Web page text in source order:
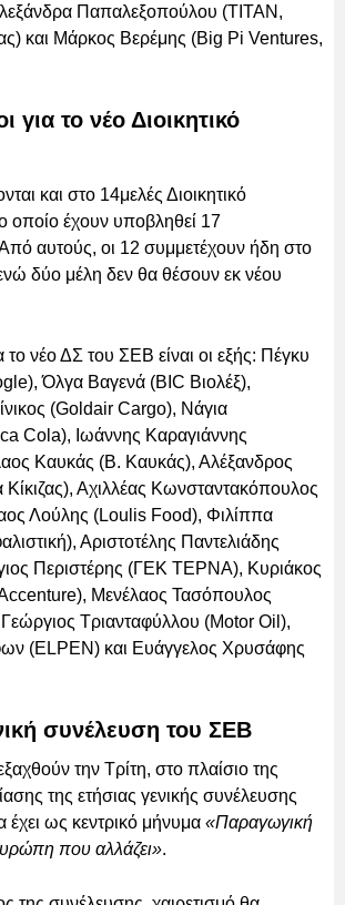
Παπαλεξοπούλου (ΤΙΤΑΝ,
και Μάρκος Βερέμης (Big Pi Ventures,
για το νέο Διοικητικό
και στο 14μελές Διοικητικό
οποίο έχουν υποβληθεί 17
αυτούς, οι 12 συμμετέχουν ήδη στο
δύο μέλη δεν θα θέσουν εκ νέου
το νέο ΔΣ του ΣΕΒ είναι οι εξής: Πέγκυ
Όλγα Βαγενά (BIC Βιολέξ),
(Goldair Cargo), Νάγια
Cola), Ιωάννης Καραγιάννης
Καυκάς (Β. Καυκάς), Αλέξανδρος
Κίκιζας), Αχιλλέας Κωνσταντακόπουλος
Λούλης (Loulis Food), Φιλίππα
Αριστοτέλης Παντελιάδης
Περιστέρης (ΓΕΚ ΤΕΡΝΑ), Κυριάκος
Μενέλαος Τασόπουλος
Τριανταφύλλου (Motor Oil),
(ELPEN) και Ευάγγελος Χρυσάφης
συνέλευση του ΣΕΒ
την Τρίτη, στο πλαίσιο της
της ετήσιας γενικής συνέλευσης
ως κεντρικό μήνυμα «Παραγωγική
που αλλάζει».